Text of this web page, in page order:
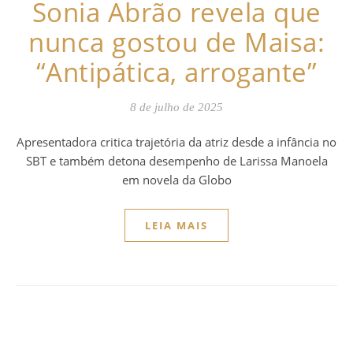
Sonia Abrão revela que
nunca gostou de Maisa:
“Antipática, arrogante”
8 de julho de 2025
Apresentadora critica trajetória da atriz desde a infância no
SBT e também detona desempenho de Larissa Manoela
em novela da Globo
LEIA MAIS